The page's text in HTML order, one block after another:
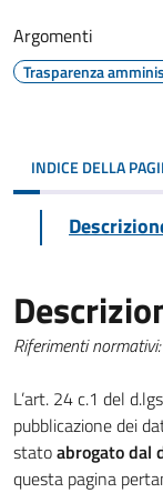
Argomenti
Trasparenza
INDICE DELLA
Riferimenti
L’art. 24 c.1 del
pubblicazione dei
statoabrogato dal
questa pagina